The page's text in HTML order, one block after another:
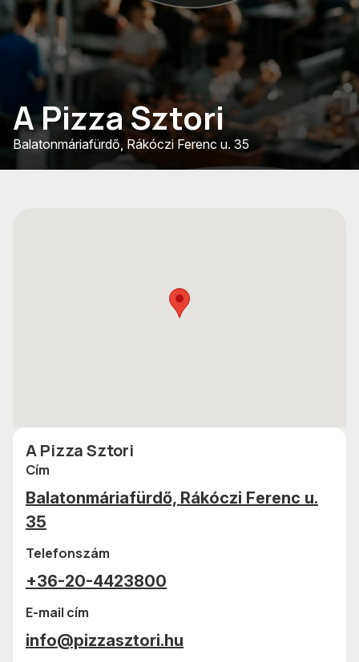
A Pizza Sztori
Balatonmáriafürdő, Rákóczi Ferenc u. 35
A Pizza Sztori
Cím
Balatonmáriafürdő, Rákóczi Ferenc u.
35
Telefonszám
+36-20-4423800
E-mail cím
info@pizzasztori.hu